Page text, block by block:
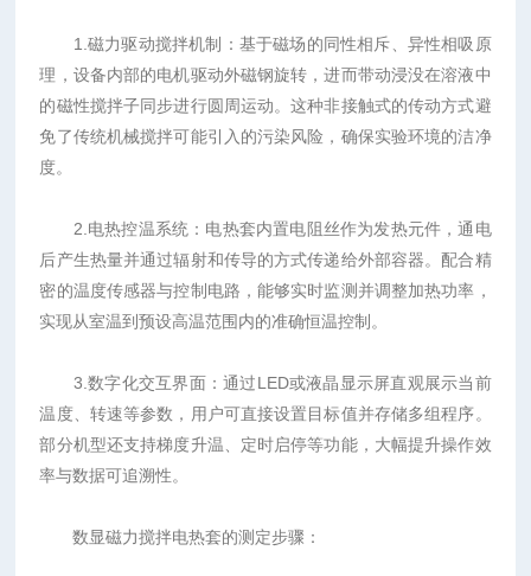
1.磁力驱动搅拌机制：基于磁场的同性相斥、异性相吸原
理，设备内部的电机驱动外磁钢旋转，进而带动浸没在溶液中
的磁性搅拌子同步进行圆周运动。这种非接触式的传动方式避
免了传统机械搅拌可能引入的污染风险，确保实验环境的洁净
度。
2.电热控温系统：电热套内置电阻丝作为发热元件，通电
后产生热量并通过辐射和传导的方式传递给外部容器。配合精
密的温度传感器与控制电路，能够实时监测并调整加热功率，
实现从室温到预设高温范围内的准确恒温控制。
3.数字化交互界面：通过LED或液晶显示屏直观展示当前
温度、转速等参数，用户可直接设置目标值并存储多组程序。
部分机型还支持梯度升温、定时启停等功能，大幅提升操作效
率与数据可追溯性。
数显磁力搅拌电热套的测定步骤：